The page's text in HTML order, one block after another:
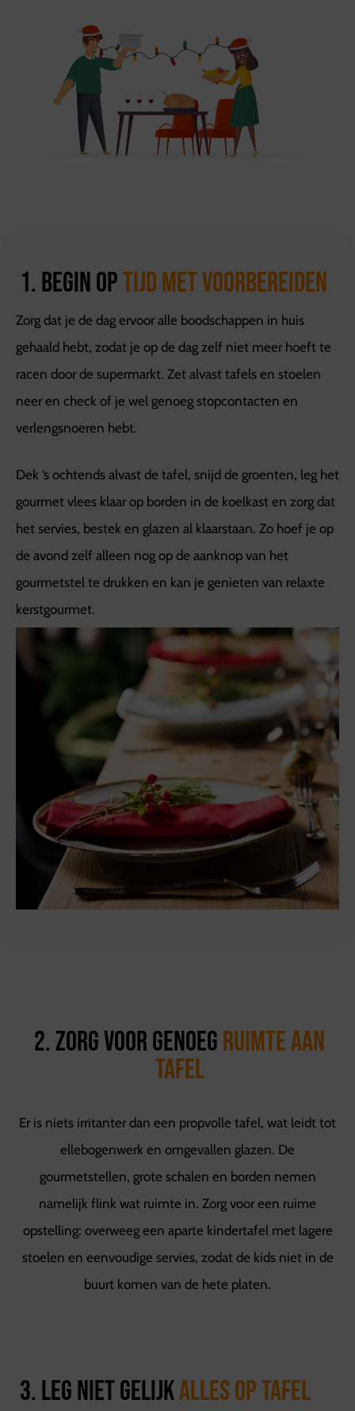
1. Begin optijd met voorbereiden
Zorg dat je de dag ervoor alle boodschappen in huis
gehaald hebt, zodat je op de dag zelf niet meer hoeft te
racen door de supermarkt. Zet alvast tafels en stoelen
neer en check of je wel genoeg stopcontacten en
verlengsnoeren hebt.
Dek ‘s ochtends alvast de tafel, snijd de groenten, leg het
gourmet vlees klaar op borden in de koelkast en zorg dat
het servies, bestek en glazen al klaarstaan. Zo hoef je op
de avond zelf alleen nog op de aanknop van het
gourmetstel te drukken en kan je genieten van relaxte
kerstgourmet.
2. Zorg voor genoegruimte aan
tafel
Er is niets irritanter dan een propvolle tafel, wat leidt tot
ellebogenwerk en omgevallen glazen. De
gourmetstellen, grote schalen en borden nemen
namelijk flink wat ruimte in. Zorg voor een ruime
opstelling: overweeg een aparte kindertafel met lagere
stoelen en eenvoudige servies, zodat de kids niet in de
buurt komen van de hete platen.
3. Leg niet gelijkalles op tafel